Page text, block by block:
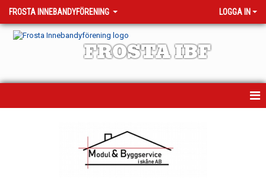
FROSTA INNEBANDYFÖRENING LOGGA IN
FROSTA IBF